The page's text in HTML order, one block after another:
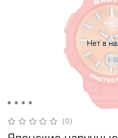
Нет в
(0)